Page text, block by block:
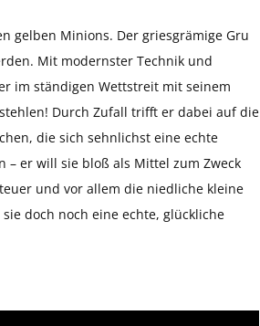
gelben Minions. Der griesgrämige Gru
Mit modernster Technik und
im ständigen Wettstreit mit seinem
Durch Zufall trifft er dabei auf die
die sich sehnlichst eine echte
– er will sie bloß als Mittel zum Zweck
und vor allem die niedliche kleine
doch noch eine echte, glückliche